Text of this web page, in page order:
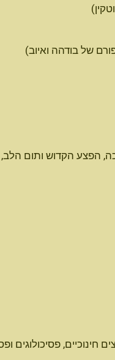
של בודהה ואיוב)
הפצע הקדוש ותום הלב,
חינוכיים, פסיכולוגים